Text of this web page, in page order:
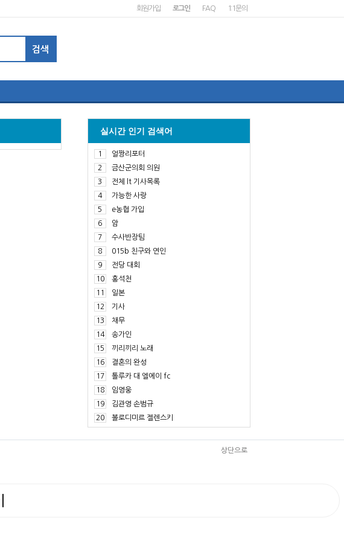
회원가입 로그인 FAQ 1:1문의
실시간 인기 검색어
1
얼짱리포터
2
금산군의회 의원
3
전체 lt 기사목록
4
가능한 사랑
5
e농협 가입
6
암
7
수사반장팀
8
015b 친구와 연인
9
전당 대회
10
홍석천
11
일본
12
기사
13
채무
14
송가인
15
끼리끼리 노래
16
결혼의 완성
17
톨루카 대 엘에이 fc
18
임영웅
19
김관영 손범규
20
볼로디미르 젤렌스키
상단으로